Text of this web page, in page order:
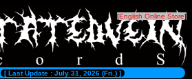
[English Online Store]
[ Last Update : July 31, 2026 (Fri.) ]